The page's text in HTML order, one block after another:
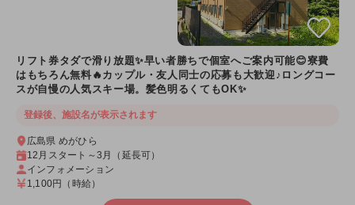
リフト券タダで滑り放題✨早い者勝ちで個室へご案内可能😊寮費
はもちろん無料🔥カップル・友人同士の応募も大歓迎♪ロングコー
スが自慢の人気スキー場。髪色明るくてもOK✨
登録後、施設名が表示されます
広島県 めがひら
12月スタート～3月（延長可）
インフォメーション
1,100円
（時給）